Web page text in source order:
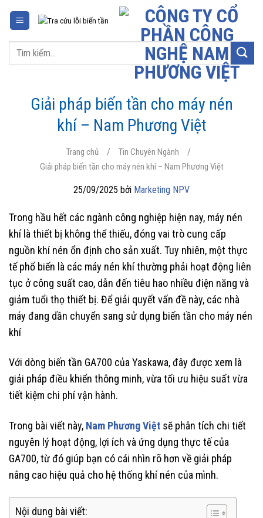
dungTìm
Giải pháp biến tần cho máy nén
khí – Nam Phương Việt
Trang chủ / Tin Chuyên Ngành /
Giải pháp biến tần cho máy nén khí – Nam Phương Việt
25/09/2025 bởi Marketing NPV
Trong hầu hết các ngành công nghiệp hiện nay, máy nén
khí là thiết bị không thể thiếu, đóng vai trò cung cấp
nguồn khí nén ổn định cho sản xuất. Tuy nhiên, một thực
tế phổ biến là các máy nén khí thường phải hoạt động liên
tục ở công suất cao, dẫn đến tiêu hao nhiều điện năng và
giảm tuổi thọ thiết bị. Để giải quyết vấn đề này, các nhà
máy đang dần chuyển sang sử dụng biến tần cho máy nén
khí
Với dòng biến tần GA700 của Yaskawa, đây được xem là
giải pháp điều khiển thông minh, vừa tối ưu hiệu suất vừa
tiết kiệm chi phí vận hành.
Trong bài viết này, Nam Phương Việt sẽ phân tích chi tiết
nguyên lý hoạt động, lợi ích và ứng dụng thực tế của
GA700, từ đó giúp bạn có cái nhìn rõ hơn về giải pháp
nâng cao hiệu quả cho hệ thống khí nén của mình.
Nội dung bài viết: